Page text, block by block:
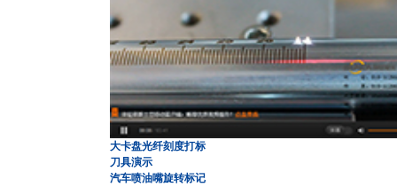
大卡盘光纤刻度打标
刀具演示
汽车喷油嘴旋转标记